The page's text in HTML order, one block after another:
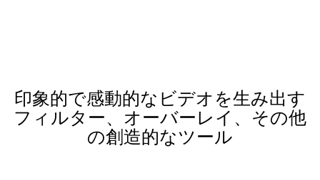
印象的で感動的なビデオを生み出す
フィルター、オーバーレイ、その他
の創造的なツール